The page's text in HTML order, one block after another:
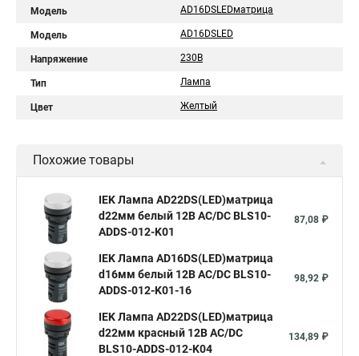
Модель AD16DSLEDматрица
Модель AD16DSLED
Напряжение 230В
Тип Лампа
Цвет Желтый
Похожие товары
IEK Лампа AD22DS(LED)матрица
d22мм белый 12В AC/DC BLS10-
ADDS-012-K01
87,08 ₽
IEK Лампа AD16DS(LED)матрица
d16мм белый 12В AC/DC BLS10-
ADDS-012-K01-16
98,92 ₽
IEK Лампа AD22DS(LED)матрица
d22мм красный 12В AC/DC
BLS10-ADDS-012-K04
134,89 ₽